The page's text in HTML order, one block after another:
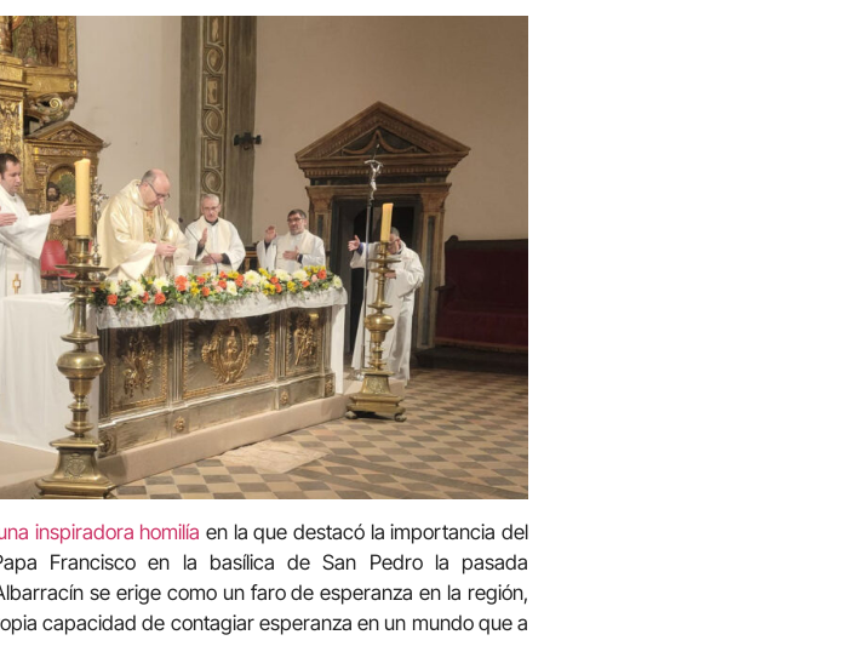
inspiradora homilía en la que destacó la importancia del
Francisco en la basílica de San Pedro la pasada
se erige como un faro de esperanza en la región,
capacidad de contagiar esperanza en un mundo que a